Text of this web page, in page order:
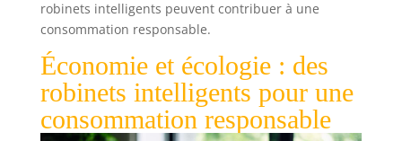
robinets intelligents peuvent contribuer à une
consommation responsable.
Économie et écologie : des
robinets intelligents pour une
consommation responsable